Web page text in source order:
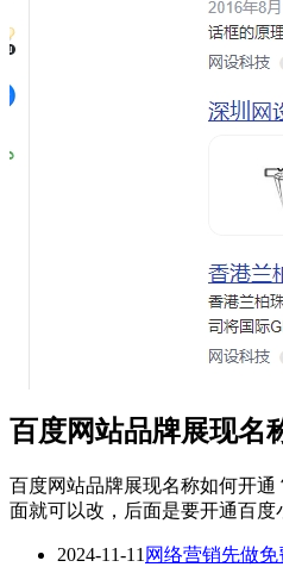
百度网站品牌展现名
百度网站品牌展现名称如何开
面就可以改，后面是要开通百度
2024-11-11 网络营销先做